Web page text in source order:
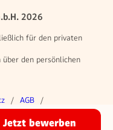
Jetzt bewerben
2026
für den privaten
über den persönlichen
AGB